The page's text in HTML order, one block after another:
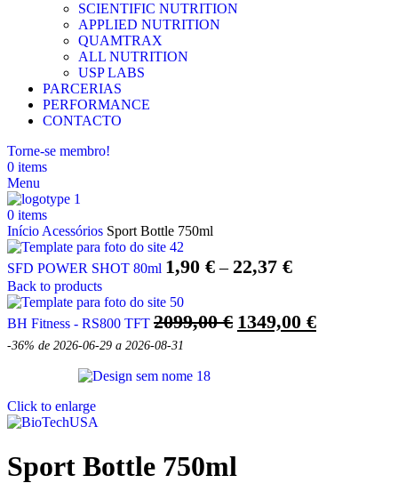
SCIENTIFIC NUTRITION
APPLIED NUTRITION
QUAMTRAX
ALL NUTRITION
USP LABS
PARCERIAS
PERFORMANCE
CONTACTO
Torne-se membro!
0 items
Menu
0 items
Início Acessórios Sport Bottle 750ml
SFD POWER SHOT 80ml 1,90 € – 22,37 €Price
through
Back to products
BH Fitness - RS800 TFT 2099,00€ O
1349,00 €O
-36% de 2026-06-29 a 2026-08-31
Click to enlarge
Sport Bottle 750ml